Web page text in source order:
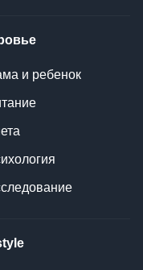
и ребенок